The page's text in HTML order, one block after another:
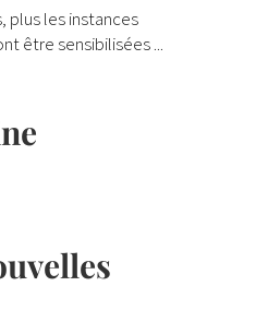
plus les instances
être sensibilisées ...